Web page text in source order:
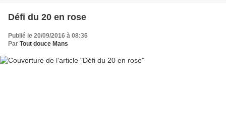
Défi du 20 en rose
Publié le 20/09/2016 à 08:36
Par Tout douce Mans